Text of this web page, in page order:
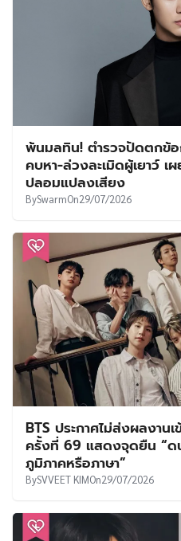
พ้นมลทิน! ตำรวจปัดตกข้อ
คบหา-ล่วงละเมิดผู้เยาว์
ปลอมแปลงเสียง
BySwarmOn29/07/2026
BTS ประกาศไม่ส่งผลงาน
ครั้งที่ 69 แสดงจุดยืน “ด
ภูมิภาคหรือภาษา”
BySVVEET KIMOn29/07/2026